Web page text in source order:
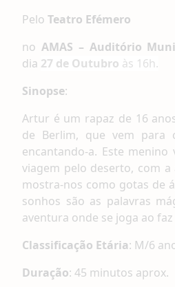
Pelo Teatro Efémero
no AMAS – Auditório
dia 27 de Outubro às 16h.
Sinopse:
Artur é um rapaz de 16
de Berlim, que vem para
encantando-a. Este
viagem pelo deserto, com
mostra-nos como gotas de
sonhos são as palavras
aventura onde se joga ao
Classificação Etária: M/6
Duração: 45 minutos aprox.